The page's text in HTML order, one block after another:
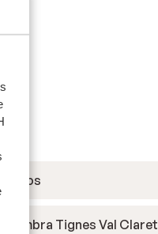
Taos
Tignes Val Claret